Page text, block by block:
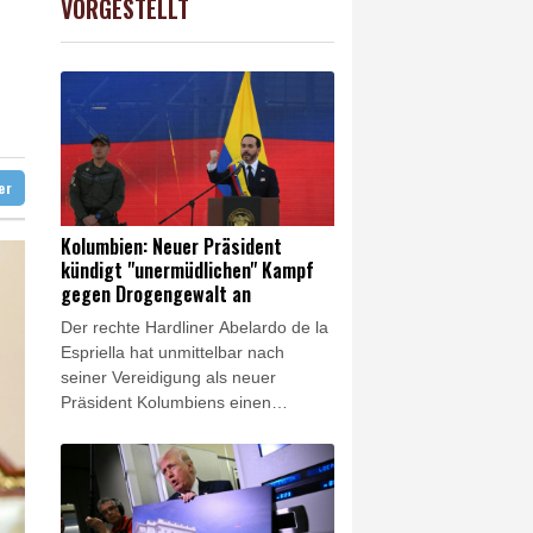
1.67%
VORGESTELLT
Kolumbien: Neuer Präsident
kündigt "unermüdlichen" Kampf
gegen Drogengewalt an
Der rechte Hardliner Abelardo de la
Espriella hat unmittelbar nach
seiner Vereidigung als neuer
Präsident Kolumbiens einen
Drogengewalt angekündigt. Der
Verbündete von US-Präsident
Donald Trump sagte am Freitag in
Cali, er werde wieder "Ordnung" in